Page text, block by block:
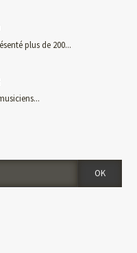
plus de 200...